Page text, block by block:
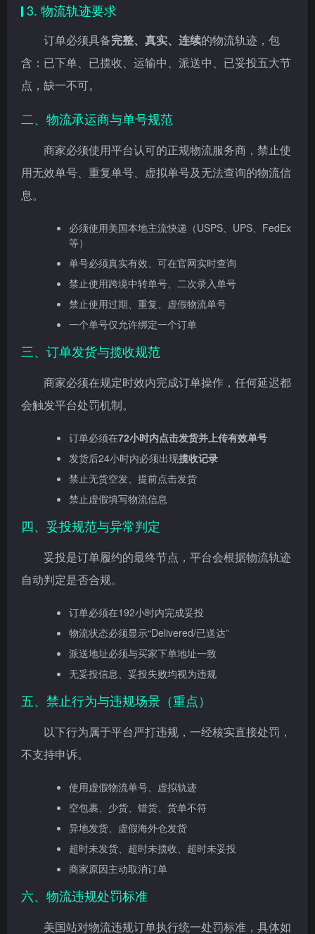
3. 物流轨迹要求
订单必须具备完整、真实、连续的物流轨迹，包
含：已下单、已揽收、运输中、派送中、已妥投五大节
点，缺一不可。
二、物流承运商与单号规范
商家必须使用平台认可的正规物流服务商，禁止使
用无效单号、重复单号、虚拟单号及无法查询的物流信
息。
必须使用美国本地主流快递（USPS、UPS、FedEx
等）
单号必须真实有效、可在官网实时查询
禁止使用跨境中转单号、二次录入单号
禁止使用过期、重复、虚假物流单号
一个单号仅允许绑定一个订单
三、订单发货与揽收规范
商家必须在规定时效内完成订单操作，任何延迟都
会触发平台处罚机制。
订单必须在72小时内点击发货并上传有效单号
发货后24小时内必须出现揽收记录
禁止无货空发、提前点击发货
禁止虚假填写物流信息
四、妥投规范与异常判定
妥投是订单履约的最终节点，平台会根据物流轨迹
自动判定是否合规。
订单必须在192小时内完成妥投
物流状态必须显示“Delivered/已送达”
派送地址必须与买家下单地址一致
无妥投信息、妥投失败均视为违规
五、禁止行为与违规场景（重点）
以下行为属于平台严打违规，一经核实直接处罚，
不支持申诉。
使用虚假物流单号、虚拟轨迹
空包裹、少货、错货、货单不符
异地发货、虚假海外仓发货
超时未发货、超时未揽收、超时未妥投
商家原因主动取消订单
六、物流违规处罚标准
美国站对物流违规订单执行统一处罚标准，具体如